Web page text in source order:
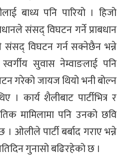
बाध्य पनि पारियो । हिजो
संसद् विघटन गर्ने प्राबधान
विघटन गर्न सक्नेछैन भन्ने
सुवास नेम्वाङलाई पनि
गरेको जायज थियो भनी बोल्न
। कार्य शैलीबाट पार्टीभित्र र
मामिलामा पनि उनको छवि
पार्टी बर्बाद गराए भन्ने
गुनासो बढिरहेको छ ।